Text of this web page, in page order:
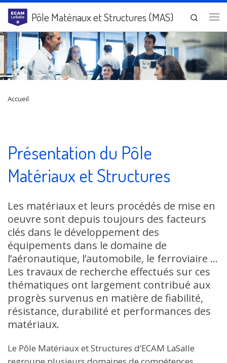
Passer au contenu
Pôle Matériaux et Structures (MAS)
Search
Accueil
Présentation du Pôle
Matériaux et Structures
Les matériaux et leurs procédés de mise en
oeuvre sont depuis toujours des facteurs
clés dans le développement des
équipements dans le domaine de
l’aéronautique, l’automobile, le ferroviaire …
Les travaux de recherche effectués sur ces
thématiques ont largement contribué aux
progrès survenus en matière de fiabilité,
résistance, durabilité et performances des
matériaux.
Le Pôle Matériaux et Structures d’ECAM LaSalle